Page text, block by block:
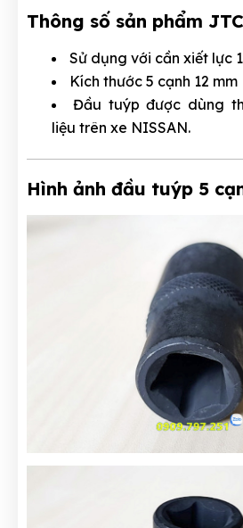
Thông số sản phẩm
Sử dụng với cần xiết lực
Kích thước 5 cạnh 12 mm
Đầu tuýp được dùng
liệu trên xe NISSAN.
Hình ảnh đầu tuýp 5